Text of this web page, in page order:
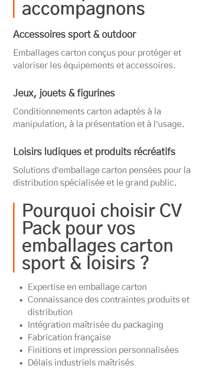
accompagnons
Accessoires sport & outdoor
Emballages carton conçus pour protéger et
valoriser les équipements et accessoires.
Jeux, jouets & figurines
Conditionnements carton adaptés à la
manipulation, à la présentation et à l’usage.
Loisirs ludiques et produits récréatifs
Solutions d’emballage carton pensées pour la
distribution spécialisée et le grand public.
Pourquoi choisir CV
Pack pour vos
emballages carton
sport & loisirs ?
Expertise en emballage carton
Connaissance des contraintes produits et
distribution
Intégration maîtrisée du packaging
Fabrication française
Finitions et impression personnalisées
Délais industriels maîtrisés